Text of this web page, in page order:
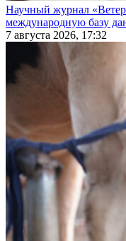
Научный журнал
международную базу
7 августа 2026, 17:32